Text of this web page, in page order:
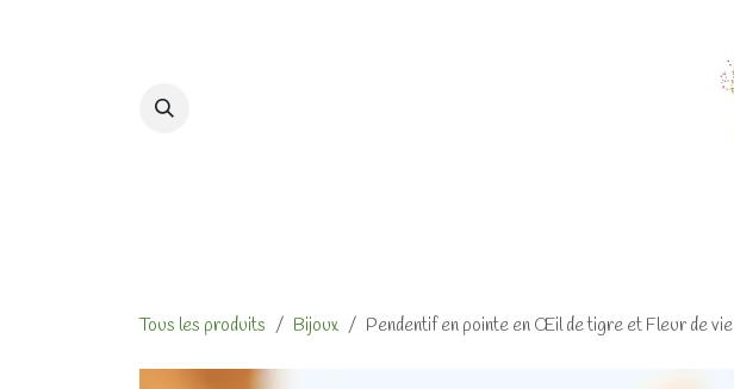
Tous les produits Bijoux Pendentif en pointe en Œil de tigre et Fleur de vie